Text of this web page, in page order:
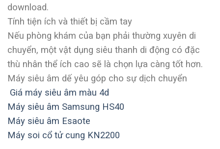
download.
Tính tiện ích và thiết bị cầm tay
Nếu phòng khám của bạn phải thường xuyên di
chuyển, một vật dụng siêu thanh di động có đặc
thù nhân thể ích cao sẽ là chọn lựa càng tốt hơn.
Máy siêu âm dế yêu góp cho sự dịch chuyển
Giá máy siêu âm màu 4d
Máy siêu âm Samsung HS40
Máy siêu âm Esaote
Máy soi cổ tử cung KN2200